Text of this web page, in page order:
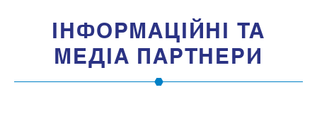
IНФОРМАЦIЙНI ТА
МЕДIА ПАРТНЕРИ